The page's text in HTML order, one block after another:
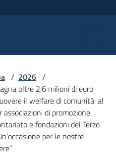
/ 2026 /
oltre 2,6 milioni di euro
il welfare di comunità: al
di promozione
e fondazioni del Terzo
per le nostre